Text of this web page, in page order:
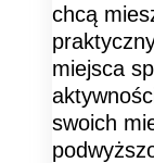
chcą
miejsca
swoich